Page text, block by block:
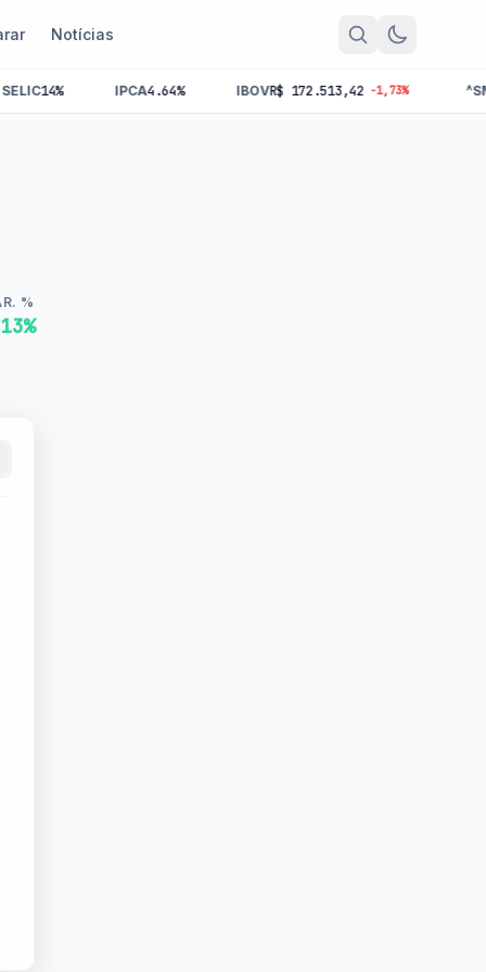
Notícias
4.64% IBOVR$ 172.513,42 -1,73% ^SMLLR$ 0,00 +0,00%
%